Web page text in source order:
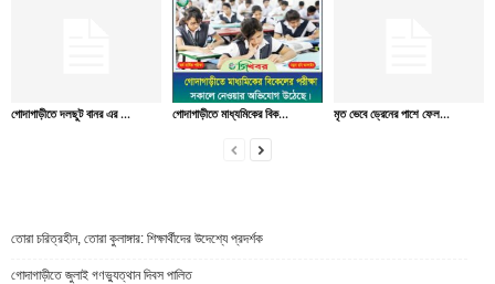
গোদাগাড়ীতে দলছুট বানর এর ... গোদাগাড়ীতে মাধ্যমিকের বিক... মৃত ভেবে ড্রেনের পাশে ফেল...
তোরা চরিত্রহীন, তোরা কুলাঙ্গার: শিক্ষার্থীদের উদেশ্যে প্রদর্শক
গোদাগাড়ীতে জুলাই গণভ্যুত্থান দিবস পালিত